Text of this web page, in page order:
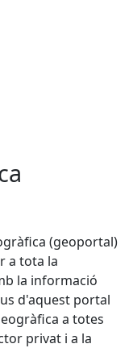
(geoportal)
a tota la
la informació
d'aquest portal
a totes
privat i a la